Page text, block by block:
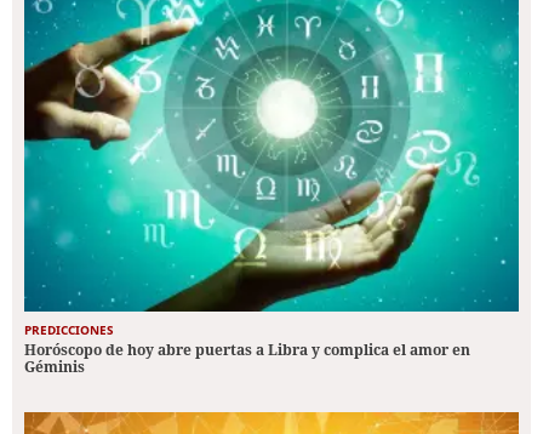
PREDICCIONES
Horóscopo de hoy abre puertas a Libra y complica el amor en
Géminis